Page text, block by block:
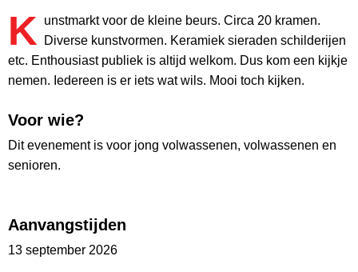
K unstmarkt voor de kleine beurs. Circa 20 kramen.
Diverse kunstvormen. Keramiek sieraden schilderijen
etc. Enthousiast publiek is altijd welkom. Dus kom een kijkje
nemen. Iedereen is er iets wat wils. Mooi toch kijken.
Voor wie?
Dit evenement is voor jong volwassenen, volwassenen en
senioren.
Aanvangstijden
13 september 2026